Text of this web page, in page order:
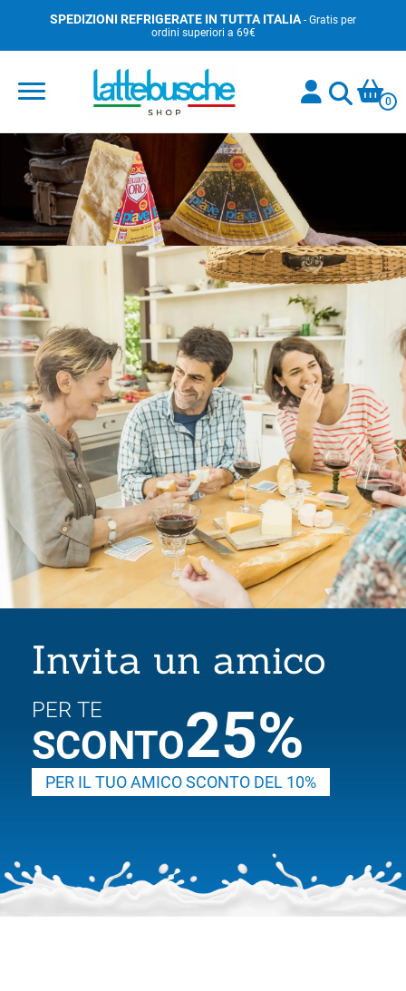
SPEDIZIONI REFRIGERATE IN TUTTA ITALIA- Gratis per
ordini superiori a 69€
0
Invita un amico
PER TE
SCONTO25%
PER IL TUO AMICO SCONTO DEL 10%